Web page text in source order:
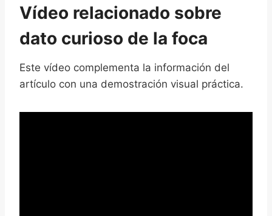
Vídeo relacionado sobre
dato curioso de la foca
Este vídeo complementa la información del
artículo con una demostración visual práctica.